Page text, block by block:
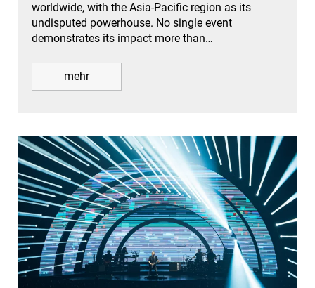
worldwide, with the Asia-Pacific region as its
undisputed powerhouse. No single event
demonstrates its impact more than…
mehr